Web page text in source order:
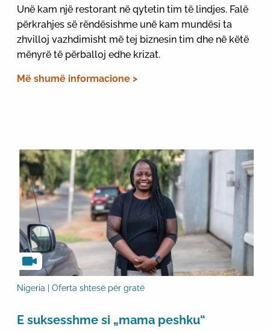
Unë kam një restorant në qytetin tim të lindjes. Falë
përkrahjes së rëndësishme unë kam mundësi ta
zhvilloj vazhdimisht më tej biznesin tim dhe në këtë
mënyrë të përballoj edhe krizat.
Më shumë informacione >
Nigeria | Oferta shtesë për gratë
E suksesshme si „mama peshku“